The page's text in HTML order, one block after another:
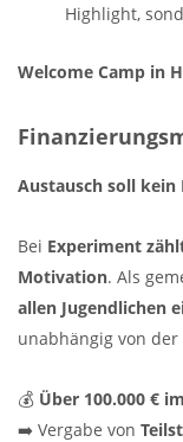
Highlight,
Welcome Camp in
Austausch soll kein
Bei Experiment
Motivation. Als
allen Jugendlichen
unabhängig von
💰 Über 100.000 €
➡️ Vergabe von